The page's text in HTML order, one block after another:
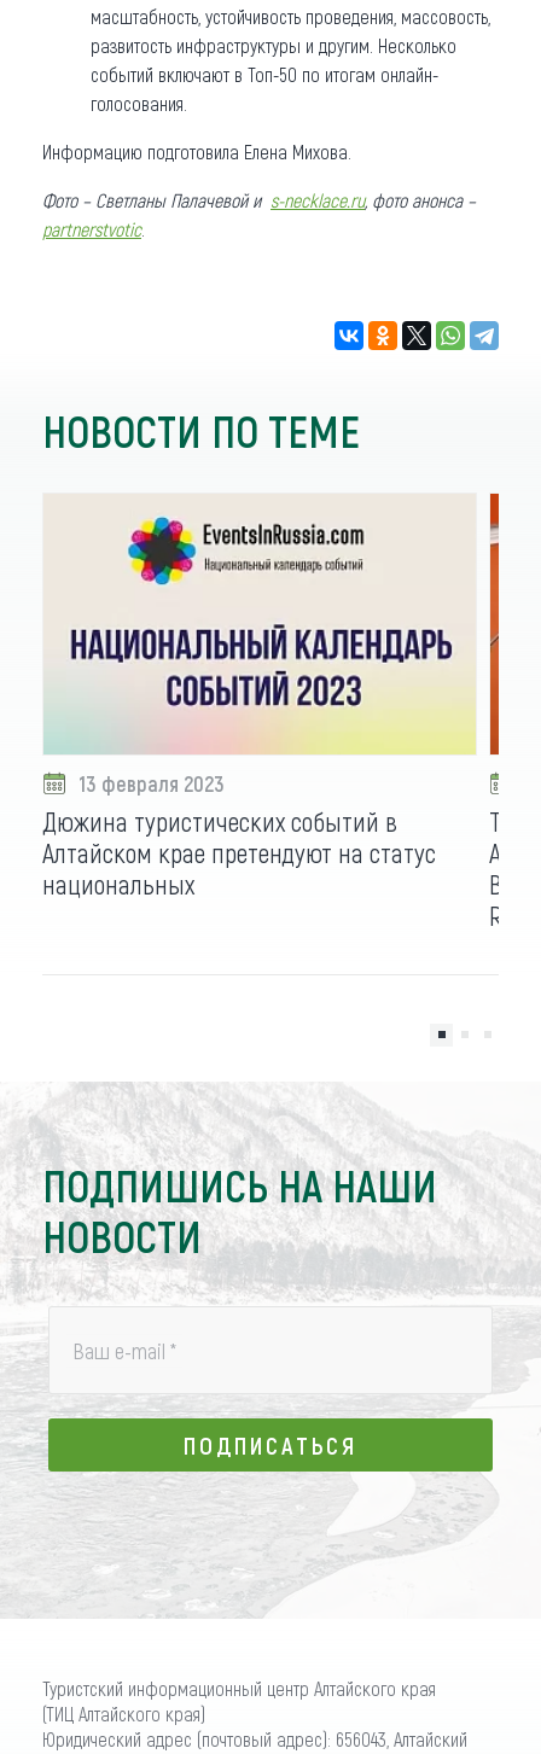
масштабность, устойчивость проведения, массовость,
развитость инфраструктуры и другим. Несколько
событий включают в Топ-50 по итогам онлайн-
голосования.
Информацию подготовила Елена Михова.
Фото – Светланы Палачевой и s-necklace.ru, фото анонса –
partnerstvotic.
НОВОСТИ ПО ТЕМЕ
13 февраля 2023
Дюжина туристических событий в
Алтайском крае претендуют на статус
национальных
ПОДПИШИСЬ НА НАШИ
НОВОСТИ
Ваш e-mail *
ПОДПИСАТЬСЯ
ПОДПИСАТЬСЯ
Туристский информационный центр Алтайского края
(ТИЦ Алтайского края)
Юридический адрес (почтовый адрес): 656043, Алтайский